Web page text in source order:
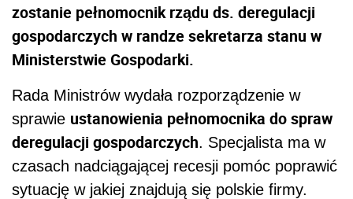
zostanie pełnomocnik rządu ds. deregulacji
gospodarczych w randze sekretarza stanu w
Ministerstwie Gospodarki.
Rada Ministrów wydała rozporządzenie w
sprawie ustanowienia pełnomocnika do spraw
deregulacji gospodarczych. Specjalista ma w
czasach nadciągającej recesji pomóc poprawić
sytuację w jakiej znajdują się polskie firmy.